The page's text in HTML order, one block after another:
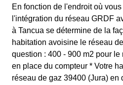
En fonction de l'endroit où
l'intégration du réseau GRDF
à Tancua se détermine de la
habitation avoisine le réseau
question : 400 - 900 m2 pour
en place du compteur * Votre
réseau de gaz 39400 (Jura) en